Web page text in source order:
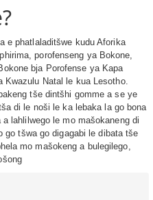
e phatlaladitšwe kudu Aforika
porofenseng ya Bokone,
bja Porofense ya Kapa
Kwazulu Natal le kua Lesotho.
tše dintšhi gomme a se ye
di le noši le ka lebaka la go bona
lahlilwego le mo mašokaneng di
go tšwa go digagabi le dibata tše
mo mašokeng a bulegilego,